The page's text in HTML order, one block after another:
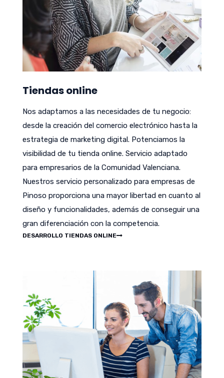
Tiendas online
Nos adaptamos a las necesidades de tu negocio:
desde la creación del comercio electrónico hasta la
estrategia de marketing digital. Potenciamos la
visibilidad de tu tienda online. Servicio adaptado
para empresarios de la Comunidad Valenciana.
Nuestros servicio personalizado para empresas de
Pinoso proporciona una mayor libertad en cuanto al
diseño y funcionalidades, además de conseguir una
gran diferenciación con la competencia.
DESARROLLO TIENDAS ONLINE